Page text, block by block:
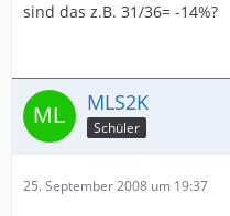
sind das z.B. 31/36= -14%?
MLS2K
Schüler
25. September 2008 um 19:37